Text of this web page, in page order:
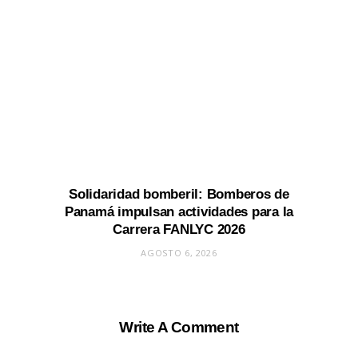
Solidaridad bomberil: Bomberos de
Panamá impulsan actividades para la
Carrera FANLYC 2026
AGOSTO 6, 2026
Write A Comment